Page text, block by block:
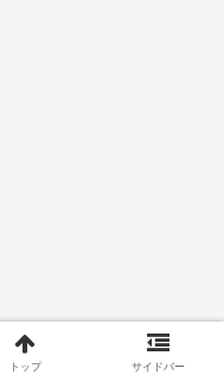
トップ サイドバー